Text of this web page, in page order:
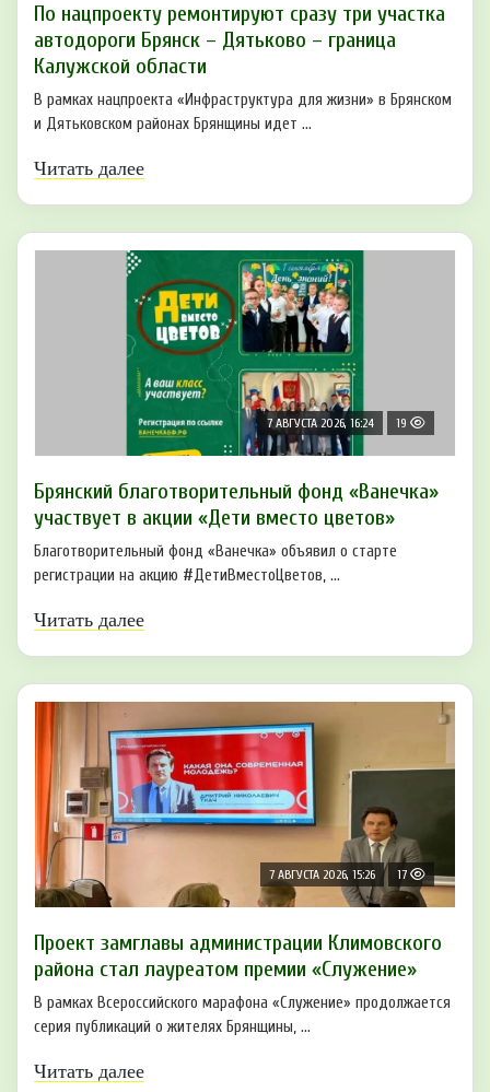
По нацпроекту ремонтируют сразу три участка
автодороги Брянск – Дятьково – граница
Калужской области
В рамках нацпроекта «Инфраструктура для жизни» в Брянском
и Дятьковском районах Брянщины идет ...
Читать далее
7 АВГУСТА 2026, 16:24 19
Брянский благотворительный фонд «Ванечка»
участвует в акции «Дети вместо цветов»
Благотворительный фонд «Ванечка» объявил о старте
регистрации на акцию #ДетиВместоЦветов, ...
Читать далее
7 АВГУСТА 2026, 15:26 17
Проект замглавы администрации Климовского
района стал лауреатом премии «Служение»
В рамках Всероссийского марафона «Служение» продолжается
серия публикаций о жителях Брянщины, ...
Читать далее